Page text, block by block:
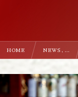
HOME NEWS , …